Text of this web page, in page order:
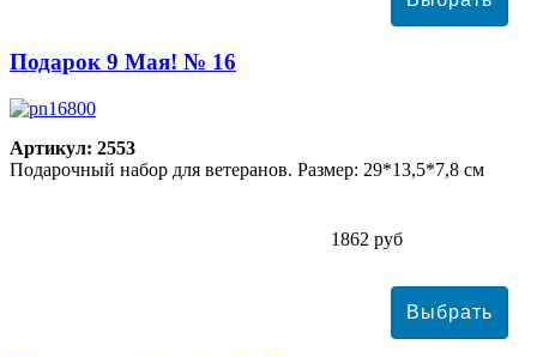
Подарок 9 Мая! № 16
Артикул: 2553
Подарочный набор для ветеранов. Размер: 29*13,5*7,8 см
1862 руб